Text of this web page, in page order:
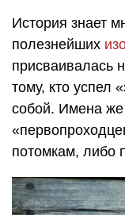
История знает
полезнейших
присваивалась
тому, кто успел
собой. Имена же
потомкам, либо